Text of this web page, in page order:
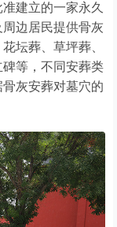
建立的一家永久
边居民提供骨灰
坛葬、草坪葬、
等，不同安葬类
灰安葬对墓穴的